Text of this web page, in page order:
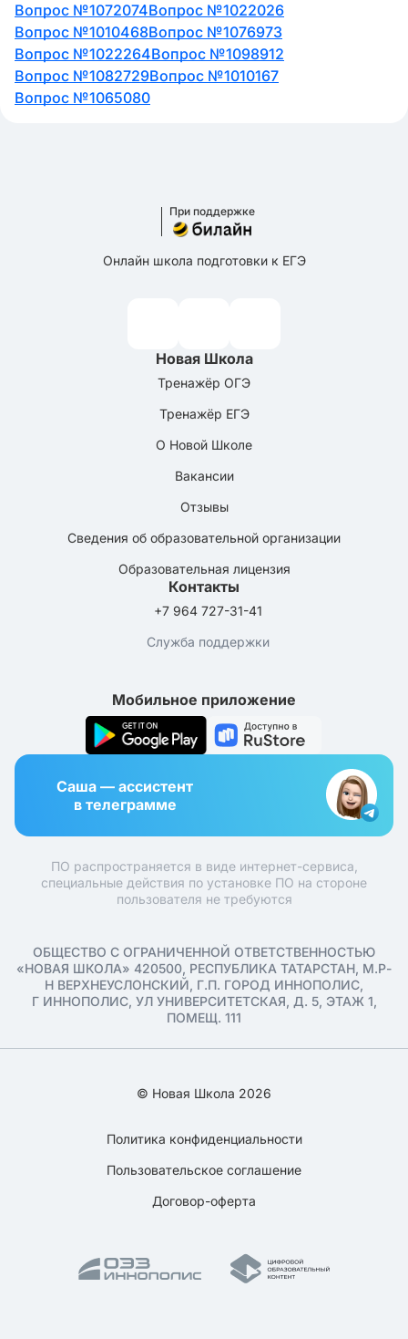
Вопрос №1072074Вопрос №1022026
Вопрос №1010468Вопрос №1076973
Вопрос №1022264Вопрос №1098912
Вопрос №1082729Вопрос №1010167
Вопрос №1065080
При поддержке
Онлайн школа подготовки к ЕГЭ
Новая Школа
Тренажёр ОГЭ
Тренажёр ЕГЭ
О Новой Школе
Вакансии
Отзывы
Сведения об образовательной организации
Образовательная лицензия
Контакты
+7 964 727-31-41
Служба поддержки
Мобильное приложение
Саша — ассистент
в телеграмме
ПО распространяется в виде интернет-сервиса,
специальные действия по установке ПО на стороне
пользователя не требуются
ОБЩЕСТВО С ОГРАНИЧЕННОЙ ОТВЕТСТВЕННОСТЬЮ
«НОВАЯ ШКОЛА» 420500, РЕСПУБЛИКА ТАТАРСТАН, М.Р-
Н ВЕРХНЕУСЛОНСКИЙ, Г.П. ГОРОД ИННОПОЛИС,
Г ИННОПОЛИС, УЛ УНИВЕРСИТЕТСКАЯ, Д. 5, ЭТАЖ 1,
ПОМЕЩ. 111
© Новая Школа 2026
Политика конфиденциальности
Пользовательское соглашение
Договор-оферта